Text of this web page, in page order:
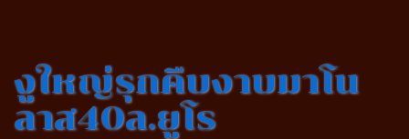
งูใหญ่รุกคืบงาบมาโน
ลาส40ล.ยูโร